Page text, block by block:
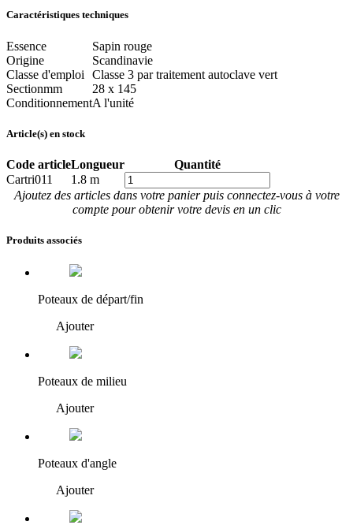
Caractéristiques techniques
Essence
Sapin rouge
Origine
Scandinavie
Classe d'emploi
Classe 3 par traitement autoclave vert
Sectionmm
28 x 145
ConditionnementA l'unité
Article(s) en stock
Code articleLongueur
Quantité
Cartri011
1.8 m
Ajoutez des articles dans votre panier puis connectez-vous à votre
compte pour obtenir votre devis en un clic
Produits associés
Poteaux de départ/fin
Ajouter
Poteaux de milieu
Ajouter
Poteaux d'angle
Ajouter